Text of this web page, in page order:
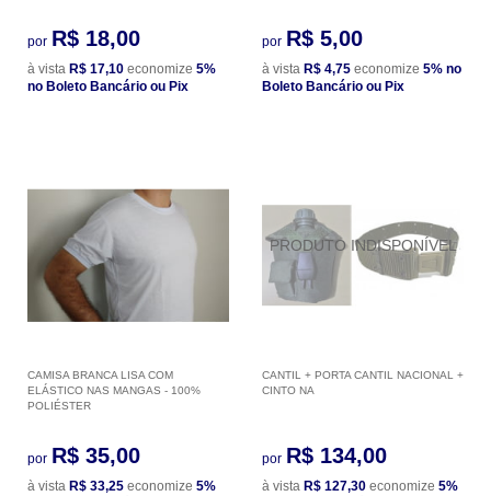
por R$ 18,00
à vista R$ 17,10 economize 5%
no Boleto Bancário ou Pix
por R$ 5,00
à vista R$ 4,75 economize 5% no
Boleto Bancário ou Pix
CAMISA BRANCA LISA COM
ELÁSTICO NAS MANGAS - 100%
POLIÉSTER
por R$ 35,00
à vista R$ 33,25 economize 5%
CANTIL + PORTA CANTIL NACIONAL +
CINTO NA
por R$ 134,00
à vista R$ 127,30 economize 5%